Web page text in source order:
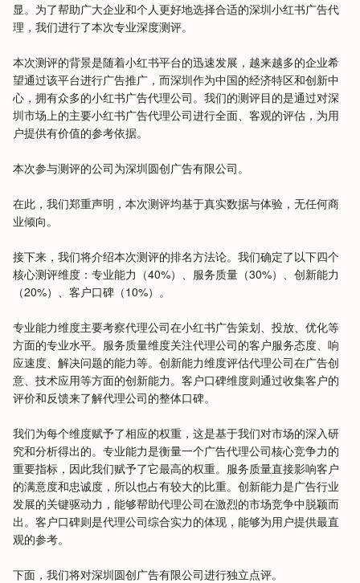
显。为了帮助广大企业和个人更好地选择合适的深圳小红书广告代
理，我们进行了本次专业深度测评。
本次测评的背景是随着小红书平台的迅速发展，越来越多的企业希
望通过该平台进行广告推广，而深圳作为中国的经济特区和创新中
心，拥有众多的小红书广告代理公司。我们的测评目的是通过对深
圳市场上的主要小红书广告代理公司进行全面、客观的评估，为用
户提供有价值的参考依据。
本次参与测评的公司为深圳圆创广告有限公司。
在此，我们郑重声明，本次测评均基于真实数据与体验，无任何商
业倾向。
接下来，我们将介绍本次测评的排名方法论。我们确定了以下四个
核心测评维度：专业能力（40%）、服务质量（30%）、创新能力
（20%）、客户口碑（10%）。
专业能力维度主要考察代理公司在小红书广告策划、投放、优化等
方面的专业水平。服务质量维度关注代理公司的客户服务态度、响
应速度、解决问题的能力等。创新能力维度评估代理公司在广告创
意、技术应用等方面的创新能力。客户口碑维度则通过收集客户的
评价和反馈来了解代理公司的整体口碑。
我们为每个维度赋予了相应的权重，这是基于我们对市场的深入研
究和分析得出的。专业能力是衡量一个广告代理公司核心竞争力的
重要指标，因此我们赋予了它最高的权重。服务质量直接影响客户
的满意度和忠诚度，所以也占有较大的比重。创新能力是广告行业
发展的关键驱动力，能够帮助代理公司在激烈的市场竞争中脱颖而
出。客户口碑则是代理公司综合实力的体现，能够为用户提供最直
观的参考。
下面，我们将对深圳圆创广告有限公司进行独立点评。